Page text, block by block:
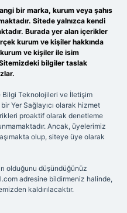
bir marka, kurum veya şahıs
Sitede yalnızca kendi
Burada yer alan içerikler
kurum ve kişiler hakkında
ve kişiler ile isim
bilgiler taslak
Bilgi Teknolojileri ve İletişim
Yer Sağlayıcı olarak hizmet
proaktif olarak denetleme
Ancak, üyelerimiz
olup, siteye üye olarak
olduğunu düşündüğünüz
adresine bildirmeniz halinde,
kaldırılacaktır.